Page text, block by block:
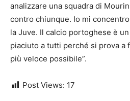
analizzare una squadra di
contro chiunque. Io mi
la Juve. Il calcio portoghese è
piaciuto a tutti perché si prova a
più veloce possibile”.
Post Views: 17